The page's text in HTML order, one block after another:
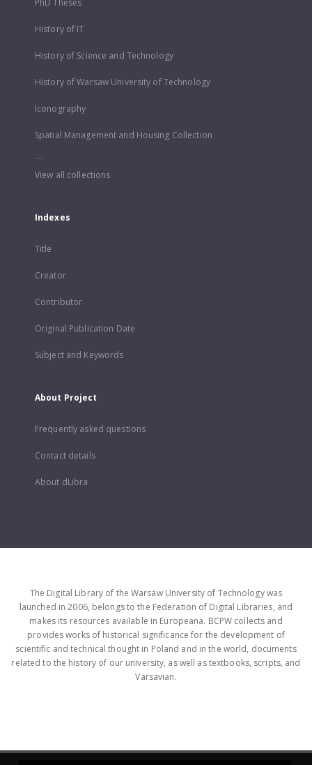
PhD Theses
History of IT
History of Science and Technology
History of Warsaw University of Technology
Iconography
Spatial Management and Housing Collection
...
View all collections
Indexes
Title
Creator
Contributor
Original Publication Date
Subject and Keywords
About Project
Frequently asked questions
Contact details
About dLibra
The Digital Library of the Warsaw University of Technology was
launched in 2006, belongs to the Federation of Digital Libraries, and
makes its resources available in Europeana. BCPW collects and
provides works of historical significance for the development of
scientific and technical thought in Poland and in the world, documents
related to the history of our university, as well as textbooks, scripts, and
Varsavian.